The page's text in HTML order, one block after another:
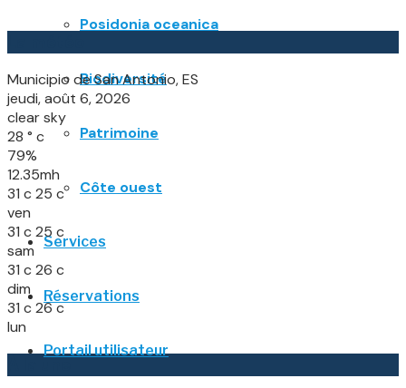
Posidonia oceanica
Biodiversité
Patrimoine
Côte ouest
Services
Réservations
Portail utilisateur
Municipio de San Antonio, ES
jeudi, août 6, 2026
clear sky
28 ° c
79%
12.35mh
31 c 25 c
ven
31 c 25c
sam
31 c 26 c
dim
31 c 26c
lun
À la une